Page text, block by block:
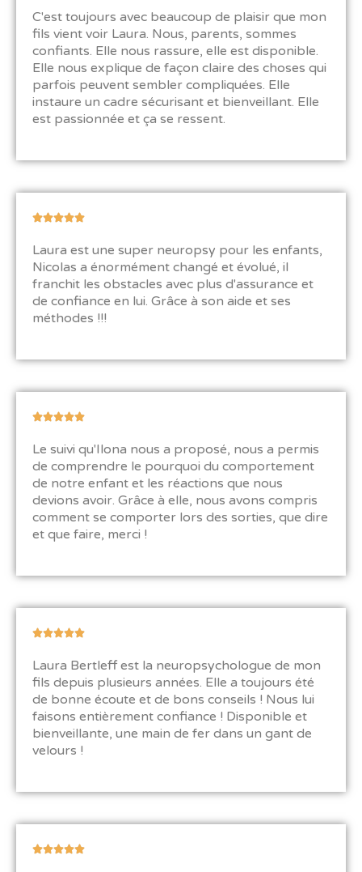
t
é
5
s
u
r
5
C'est toujours avec beaucoup de plaisir que mon
fils vient voir Laura. Nous, parents, sommes
confiants. Elle nous rassure, elle est disponible.
Elle nous explique de façon claire des choses qui
parfois peuvent sembler compliquées. Elle
instaure un cadre sécurisant et bienveillant. Elle
est passionnée et ça se ressent.
N
t
é
5
s
u
Laura est une super neuropsy pour les enfants,
Nicolas a énormément changé et évolué, il
franchit les obstacles avec plus d'assurance et
de confiance en lui. Grâce à son aide et ses
méthodes !!!
N
t
é
5
s
u
r
Le suivi qu'Ilona nous a proposé, nous a permis
de comprendre le pourquoi du comportement
de notre enfant et les réactions que nous
devions avoir. Grâce à elle, nous avons compris
comment se comporter lors des sorties, que dire
et que faire, merci !
N
t
é
5
s
u
Laura Bertleff est la neuropsychologue de mon
fils depuis plusieurs années. Elle a toujours été
de bonne écoute et de bons conseils ! Nous lui
faisons entièrement confiance ! Disponible et
bienveillante, une main de fer dans un gant de
velours !
N